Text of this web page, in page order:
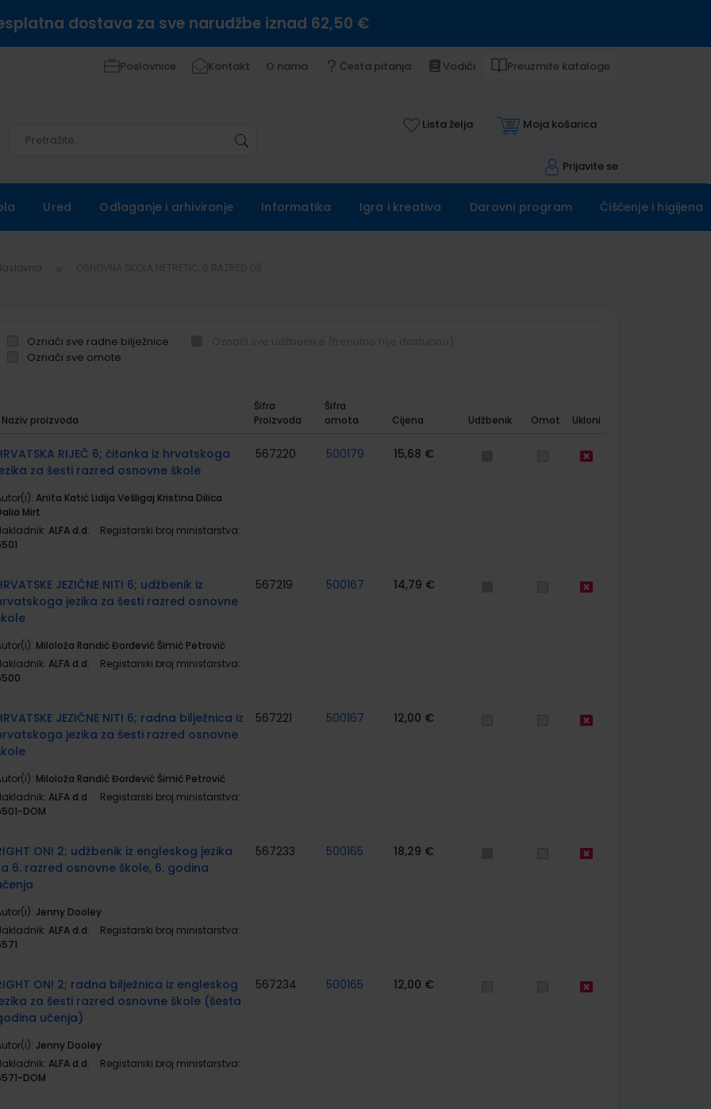
dostava za sve narudžbe iznad 62,50 €
Poslovnice Kontakt O nama Česta pitanja Vodiči Preuzmite kataloge
Lista želja Moja košarica
Prijavite se
Ured Odlaganje i arhiviranje Informatika Igra i kreativa Darovni program Čišćenje i higijena
Označi sve radne bilježnice
Označi sve omote
Naziv proizvoda
Šifra
Proizvoda
Šifra
omota
Cijena Udžbenik Omot Ukloni
RIJEČ 6; čitanka iz hrvatskoga
za šesti razred osnovne škole
Anita Katić Lidija Vešligaj Kristina Dilica
Mirt
ALFA d.d.
Registarski broj ministarstva:
567220 500179 15,68 €
JEZIČNE NITI 6; udžbenik iz
jezika za šesti razred osnovne
Miloloža Randić Đorđević Šimić Petrović
ALFA d.d.
Registarski broj ministarstva:
567219 500167 14,79 €
JEZIČNE NITI 6; radna bilježnica iz
jezika za šesti razred osnovne
Miloloža Randić Đorđević Šimić Petrović
ALFA d.d.
Registarski broj ministarstva:
DOM
567221 500167 12,00 €
ON! 2; udžbenik iz engleskog jezika
6. razred osnovne škole, 6. godina
Jenny Dooley
ALFA d.d.
Registarski broj ministarstva:
567233 500165 18,29 €
ON! 2; radna bilježnica iz engleskog
za šesti razred osnovne škole (šesta
učenja)
Jenny Dooley
ALFA d.d.
Registarski broj ministarstva:
DOM
567234 500165 12,00 €